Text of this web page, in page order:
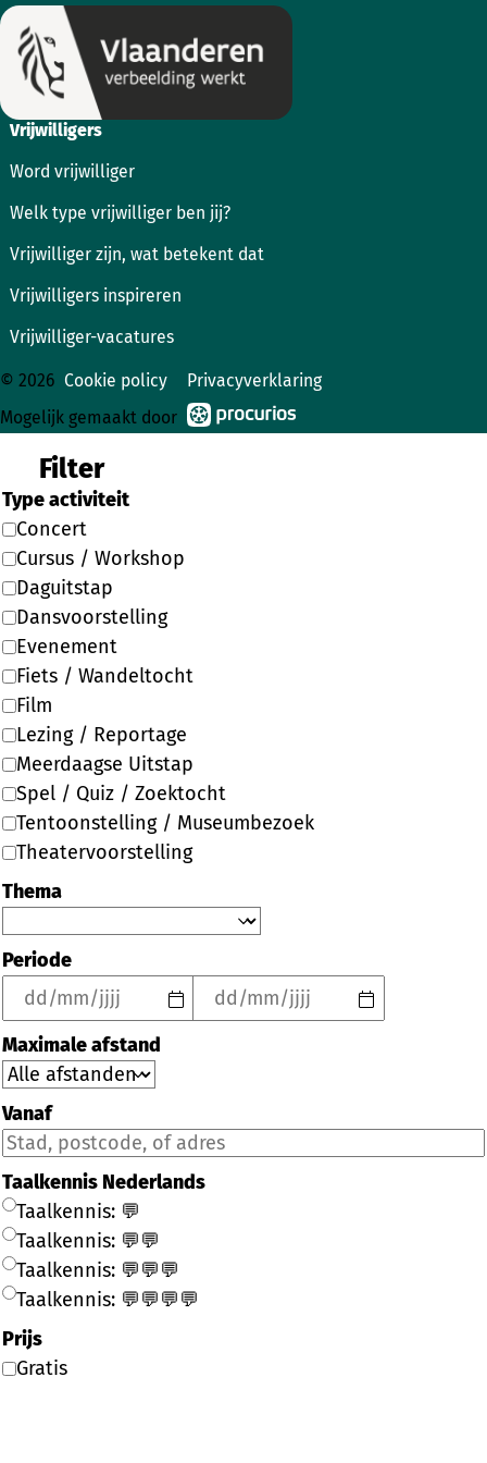
Vrijwilligers
Word vrijwilliger
Welk type vrijwilliger ben jij?
Vrijwilliger zijn, wat betekent dat
Vrijwilligers inspireren
Vrijwilliger-vacatures
© 2026 Cookie policy
Privacyverklaring
Mogelijk gemaakt door
Filter
Type activiteit
Concert
Cursus / Workshop
Daguitstap
Dansvoorstelling
Evenement
Fiets / Wandeltocht
Film
Lezing / Reportage
Meerdaagse Uitstap
Spel / Quiz / Zoektocht
Tentoonstelling / Museumbezoek
Theatervoorstelling
Thema
Periode
Maximale afstand
Vanaf
Taalkennis Nederlands
Taalkennis: 💬
Taalkennis: 💬💬
Taalkennis: 💬💬💬
Taalkennis: 💬💬💬💬
Prijs
Gratis